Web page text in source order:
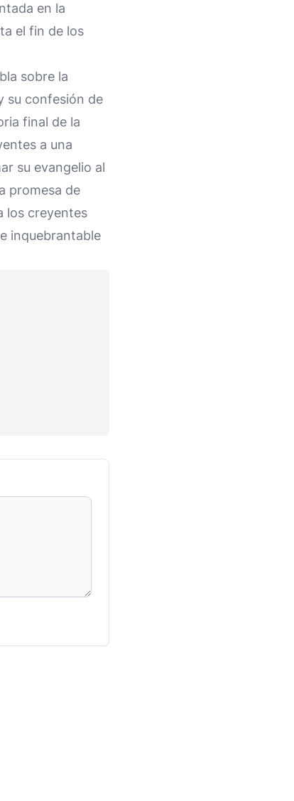
en la
el fin de los
sobre la
su confesión de
final de la
a una
su evangelio al
promesa de
los creyentes
inquebrantable